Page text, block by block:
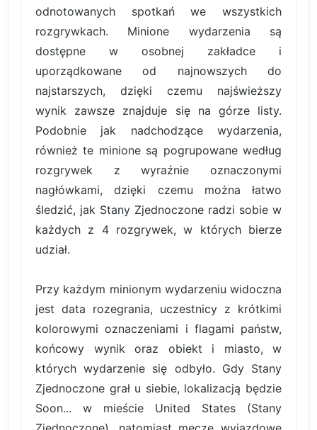
odnotowanych spotkań we wszystkich
rozgrywkach. Minione wydarzenia są
dostępne w osobnej zakładce i
uporządkowane od najnowszych do
najstarszych, dzięki czemu najświeższy
wynik zawsze znajduje się na górze listy.
Podobnie jak nadchodzące wydarzenia,
również te minione są pogrupowane według
rozgrywek z wyraźnie oznaczonymi
nagłówkami, dzięki czemu można łatwo
śledzić, jak Stany Zjednoczone radzi sobie w
każdych z 4 rozgrywek, w których bierze
udział.
Przy każdym minionym wydarzeniu widoczna
jest data rozegrania, uczestnicy z krótkimi
kolorowymi oznaczeniami i flagami państw,
końcowy wynik oraz obiekt i miasto, w
których wydarzenie się odbyło. Gdy Stany
Zjednoczone grał u siebie, lokalizacją będzie
Soon... w mieście United States (Stany